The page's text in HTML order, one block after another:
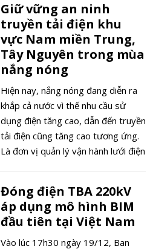
500kV Trung tâm Điện lực Quảng
Trạch vào ngày 7/6, tại Hà Tĩnh.
Giữ vững an ninh
truyền tải điện khu
vực Nam miền Trung,
Tây Nguyên trong mùa
nắng nóng
Hiện nay, nắng nóng đang diễn ra
khắp cả nước vì thế nhu cầu sử
dụng điện tăng cao, dẫn đến truyền
tải điện cũng tăng cao tương ứng.
Là đơn vị quản lý vận hành lưới điện
“đòn gánh” của hệ thống truyền tải
điện Bắc – Nam, Công ty Truyền tải
điện 3 (PTC3) đã có sự chuẩn bị
trước các tình huống mùa nắng
Đóng điện TBA 220kV
áp dụng mô hình BIM
đầu tiên tại Việt Nam
Vào lúc 17h30 ngày 19/12, Ban